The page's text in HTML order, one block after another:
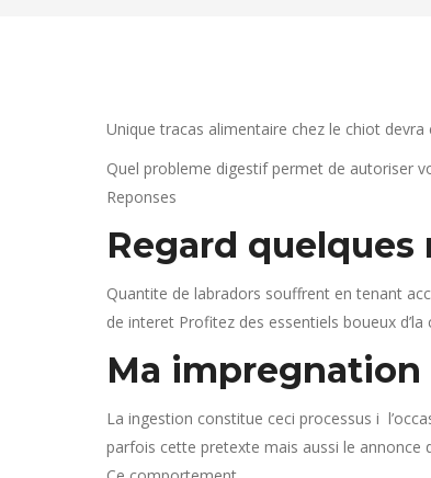
Unique tracas alimentaire chez le chiot
Quel probleme digestif permet de autoriser
Reponses
Regard
Quantite de labradors souffrent en tenant
de interet Profitez des essentiels boueux
Ma impregnation
La ingestion constitue ceci processus i
parfois cette pretexte mais aussi le annonce